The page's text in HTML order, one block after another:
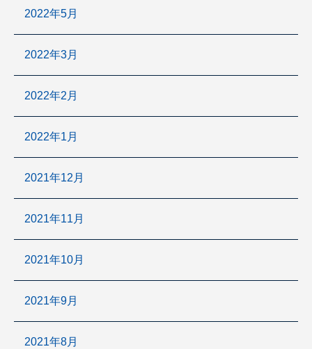
2022年5月
2022年3月
2022年2月
2022年1月
2021年12月
2021年11月
2021年10月
2021年9月
2021年8月